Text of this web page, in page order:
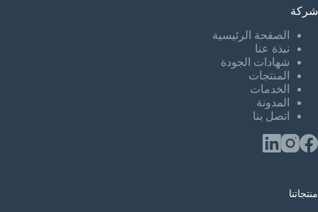
شركة
الصفحة الرئيسية
نبذة عنا
شهادات الجودة
المنتجات
الخدمات
المدونة
اتصل بنا
منتجاتنا